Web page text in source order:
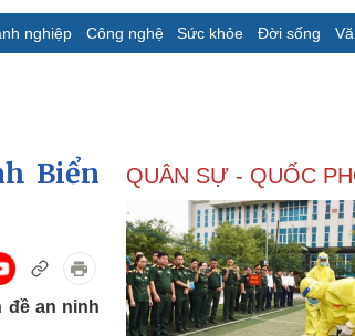
nghiệp Công nghệ Sức khỏe Đời sống
Chứng
Giá cà phê
Doanh nghiệp
Thông tin doanh nghiệp
Doanh nghiệp 24h
Công nghệ
Sành điệu
Tin Công
Biển
đề an ninh
QUÂN SỰ - QUỐC